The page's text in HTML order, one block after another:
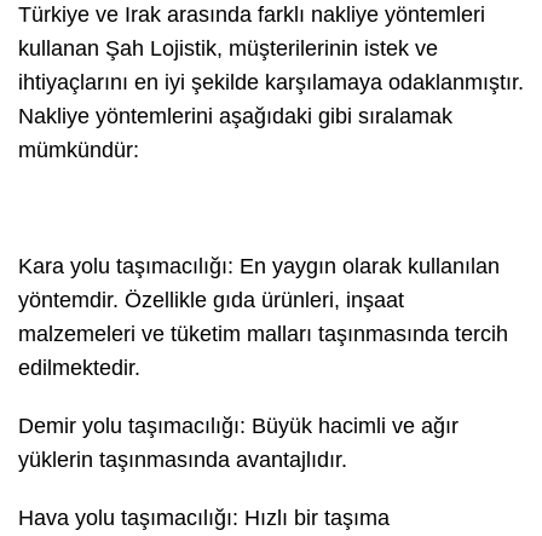
Türkiye ve Irak arasında farklı nakliye yöntemleri
kullanan Şah Lojistik, müşterilerinin istek ve
ihtiyaçlarını en iyi şekilde karşılamaya odaklanmıştır.
Nakliye yöntemlerini aşağıdaki gibi sıralamak
mümkündür:
Kara yolu taşımacılığı: En yaygın olarak kullanılan
yöntemdir. Özellikle gıda ürünleri, inşaat
malzemeleri ve tüketim malları taşınmasında tercih
edilmektedir.
Demir yolu taşımacılığı: Büyük hacimli ve ağır
yüklerin taşınmasında avantajlıdır.
Hava yolu taşımacılığı: Hızlı bir taşıma